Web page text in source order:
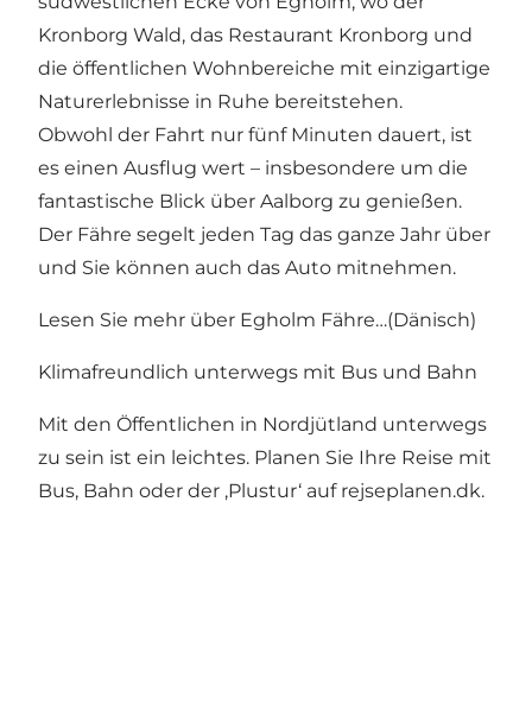
Kronborg Wald, das Restaurant Kronborg und
die öffentlichen Wohnbereiche mit einzigartige
Naturerlebnisse in Ruhe bereitstehen.
Obwohl der Fahrt nur fünf Minuten dauert, ist
es einen Ausflug wert – insbesondere um die
fantastische Blick über Aalborg zu genießen.
Der Fähre segelt jeden Tag das ganze Jahr über
und Sie können auch das Auto mitnehmen.
Lesen Sie mehr über Egholm Fähre…(Dänisch)
Klimafreundlich unterwegs mit Bus und Bahn
Mit den Öffentlichen in Nordjütland unterwegs
zu sein ist ein leichtes. Planen Sie Ihre Reise mit
Bus, Bahn oder der ‚Plustur‘ auf rejseplanen.dk.